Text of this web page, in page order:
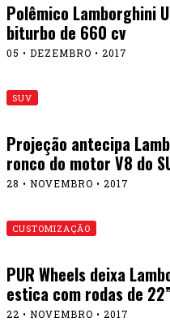
Polêmico Lamborghini
biturbo de 660 cv
05 • DEZEMBRO • 2017
SUV
Projeção antecipa
ronco do motor V8 do
28 • NOVEMBRO • 2017
CUSTOMIZAÇÃO
PUR Wheels deixa
estica com rodas de
22 • NOVEMBRO • 2017